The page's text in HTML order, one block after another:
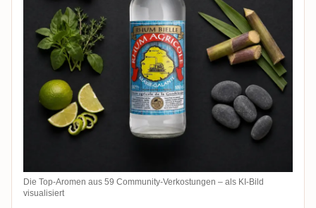
Die Top-Aromen aus 59 Community-Verkostungen – als KI-Bild
visualisiert